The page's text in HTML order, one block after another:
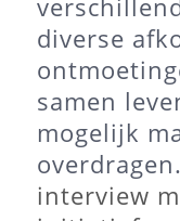
diverse
samen
mogelijk
interview